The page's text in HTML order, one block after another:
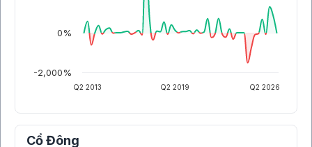
Q2 2013 Q2 2019 Q2 2026
-2,000%
0%
Cổ Đông